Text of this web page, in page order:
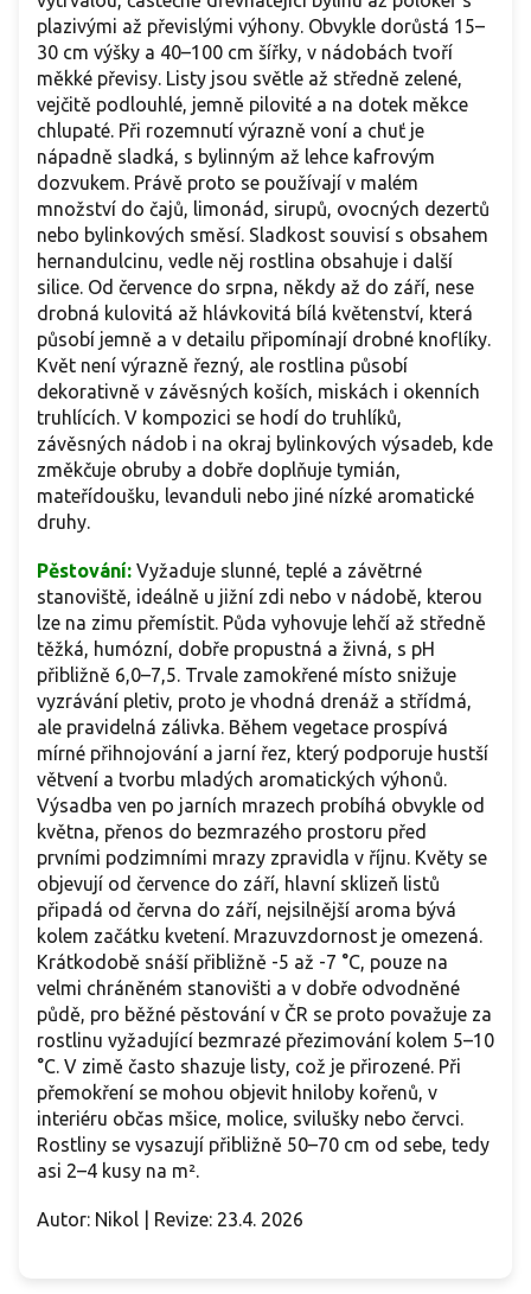
plazivými až převislými výhony. Obvykle dorůstá 15–
30 cm výšky a 40–100 cm šířky, v nádobách tvoří
měkké převisy. Listy jsou světle až středně zelené,
vejčitě podlouhlé, jemně pilovité a na dotek měkce
chlupaté. Při rozemnutí výrazně voní a chuť je
nápadně sladká, s bylinným až lehce kafrovým
dozvukem. Právě proto se používají v malém
množství do čajů, limonád, sirupů, ovocných dezertů
nebo bylinkových směsí. Sladkost souvisí s obsahem
hernandulcinu, vedle něj rostlina obsahuje i další
silice. Od července do srpna, někdy až do září, nese
drobná kulovitá až hlávkovitá bílá květenství, která
působí jemně a v detailu připomínají drobné knoflíky.
Květ není výrazně řezný, ale rostlina působí
dekorativně v závěsných koších, miskách i okenních
truhlících. V kompozici se hodí do truhlíků,
závěsných nádob i na okraj bylinkových výsadeb, kde
změkčuje obruby a dobře doplňuje tymián,
mateřídoušku, levanduli nebo jiné nízké aromatické
druhy.
Pěstování: Vyžaduje slunné, teplé a závětrné
stanoviště, ideálně u jižní zdi nebo v nádobě, kterou
lze na zimu přemístit. Půda vyhovuje lehčí až středně
těžká, humózní, dobře propustná a živná, s pH
přibližně 6,0–7,5. Trvale zamokřené místo snižuje
vyzrávání pletiv, proto je vhodná drenáž a střídmá,
ale pravidelná zálivka. Během vegetace prospívá
mírné přihnojování a jarní řez, který podporuje hustší
větvení a tvorbu mladých aromatických výhonů.
Výsadba ven po jarních mrazech probíhá obvykle od
května, přenos do bezmrazého prostoru před
prvními podzimními mrazy zpravidla v říjnu. Květy se
objevují od července do září, hlavní sklizeň listů
připadá od června do září, nejsilnější aroma bývá
kolem začátku kvetení. Mrazuvzdornost je omezená.
Krátkodobě snáší přibližně -5 až -7 °C, pouze na
velmi chráněném stanovišti a v dobře odvodněné
půdě, pro běžné pěstování v ČR se proto považuje za
rostlinu vyžadující bezmrazé přezimování kolem 5–10
°C. V zimě často shazuje listy, což je přirozené. Při
přemokření se mohou objevit hniloby kořenů, v
interiéru občas mšice, molice, svilušky nebo červci.
Rostliny se vysazují přibližně 50–70 cm od sebe, tedy
asi 2–4 kusy na m².
Autor: Nikol | Revize: 23.4. 2026